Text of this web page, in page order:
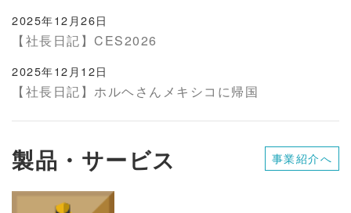
2025年12月26日
【社長日記】CES2026
2025年12月12日
【社長日記】ホルヘさんメキシコに帰国
製品・サービス 事業紹介へ